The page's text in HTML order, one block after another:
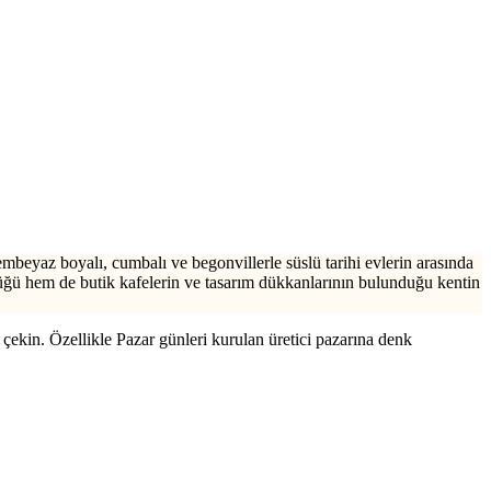
boyalı, cumbalı ve begonvillerle süslü tarihi evlerin arasında
hem de butik kafelerin ve tasarım dükkanlarının bulunduğu kentin
Özellikle Pazar günleri kurulan üretici pazarına denk